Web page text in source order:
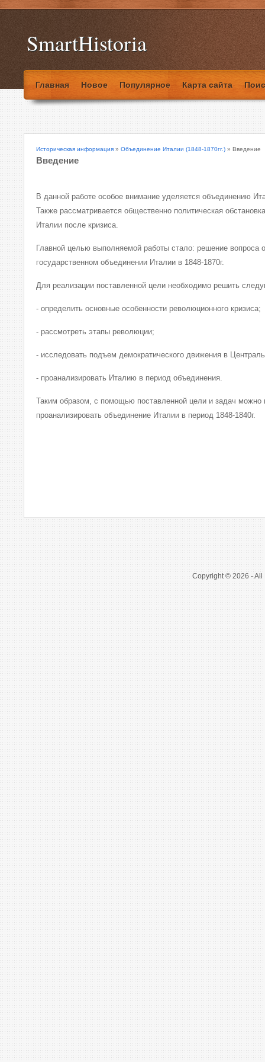
SmartHistoria
Главная Новое Популярное Карта сайта
Историческая информация » Объединение Италии (1848-1870гг.) » Введение
Введение
В данной работе особое внимание уделяется объединению
Также рассматривается общественно политическая
Италии после кризиса.
Главной целью выполняемой работы стало: решение вопроса
государственном объединении Италии в 1848-1870г.
Для реализации поставленной цели необходимо решить
- определить основные особенности революционного кризиса;
- рассмотреть этапы революции;
- исследовать подъем демократического движения в
- проанализировать Италию в период объединения.
Таким образом, с помощью поставленной цели и задач можно
проанализировать объединение Италии в период 1848-1840г.
Copyright © 2026 - All